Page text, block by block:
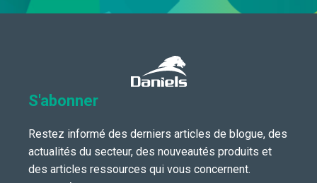
S'abonner
Restez informé des derniers articles de blogue, des
actualités du secteur, des nouveautés produits et
des articles ressources qui vous concernent.